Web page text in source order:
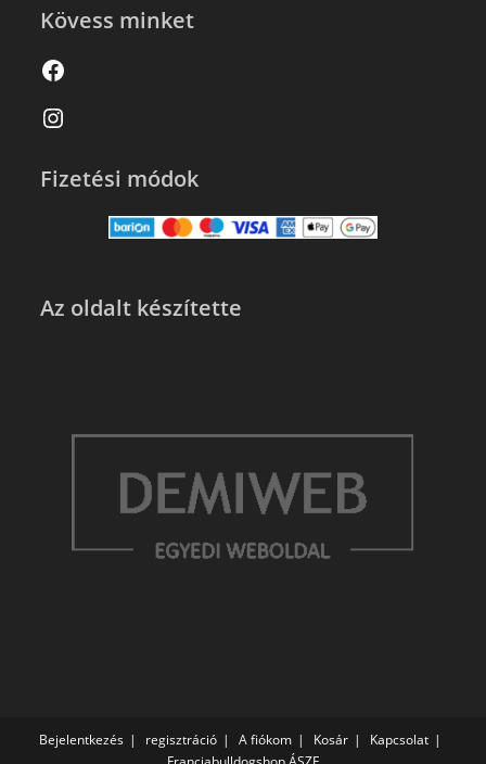
Kövess minket
Fizetési módok
Az oldalt készítette
Bejelentkezés regisztráció A fiókom Kosár
Kapcsolat